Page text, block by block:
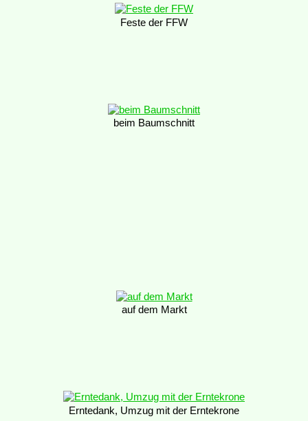
Feste der FFW
beim Baumschnitt
auf dem Markt
Erntedank, Umzug mit der Erntekrone